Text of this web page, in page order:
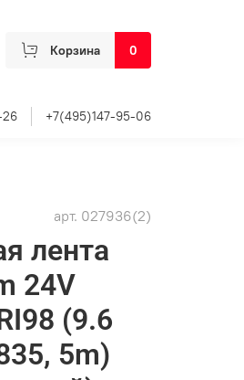
Корзина 0
26 +7(495)147-95-06
арт. 027936(2)
лента
24V
(9.6
5m)